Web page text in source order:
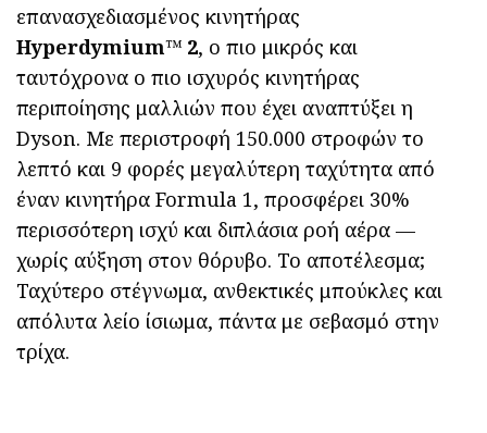
επανασχεδιασμένος κινητήρας
Hyperdymium™ 2, ο πιο μικρός και
ταυτόχρονα ο πιο ισχυρός κινητήρας
περιποίησης μαλλιών που έχει αναπτύξει η
Dyson. Με περιστροφή 150.000 στροφών το
λεπτό και 9 φορές μεγαλύτερη ταχύτητα από
έναν κινητήρα Formula 1, προσφέρει 30%
περισσότερη ισχύ και διπλάσια ροή αέρα —
χωρίς αύξηση στον θόρυβο. Το αποτέλεσμα;
Ταχύτερο στέγνωμα, ανθεκτικές μπούκλες και
απόλυτα λείο ίσιωμα, πάντα με σεβασμό στην
τρίχα.